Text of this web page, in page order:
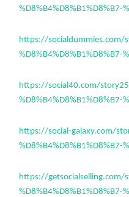
%D8%B4%D8%B1%D8%B7-
https://socialdummies.com/
%D8%B4%D8%B1%D8%B7-
https://social40.com/
%D8%B4%D8%B1%D8%B7-
https://social-galaxy.com/
%D8%B4%D8%B1%D8%B7-
https://getsocialselling.com/
%D8%B4%D8%B1%D8%B7-